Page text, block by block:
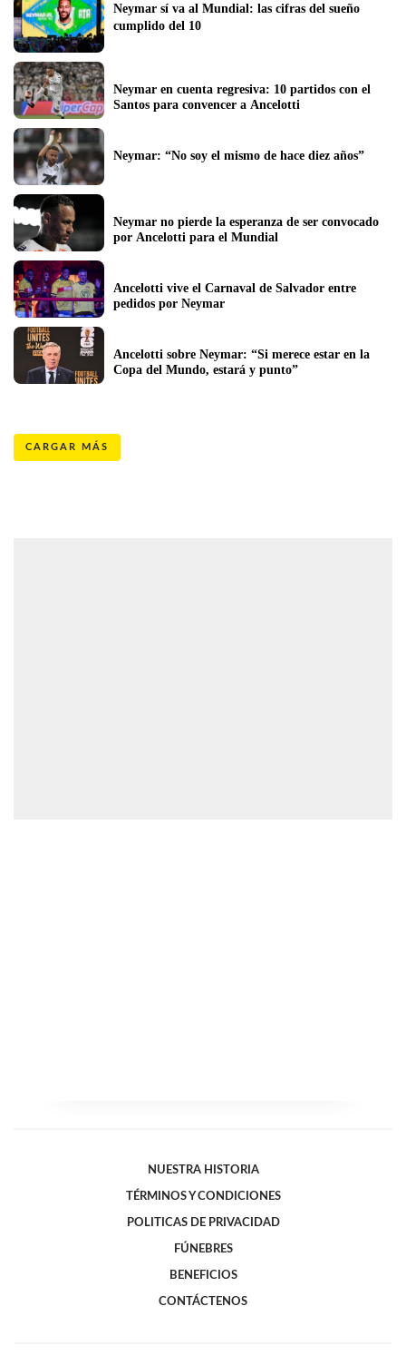
Neymar sí va al Mundial: las cifras del sueño
Neymar en cuenta regresiva: 10 partidos con el
Santos para convencer a Ancelotti
Neymar: “No soy el mismo de hace diez años”
Neymar no pierde la esperanza de ser convocado
Ancelotti vive el Carnaval de Salvador entre
pedidos por Neymar
Ancelotti sobre Neymar: “Si merece estar en la
Copa del Mundo, estará y punto”
CARGAR MÁS
NUESTRA HISTORIA
TÉRMINOS Y CONDICIONES
POLITICAS DE PRIVACIDAD
FÚNEBRES
BENEFICIOS
CONTÁCTENOS